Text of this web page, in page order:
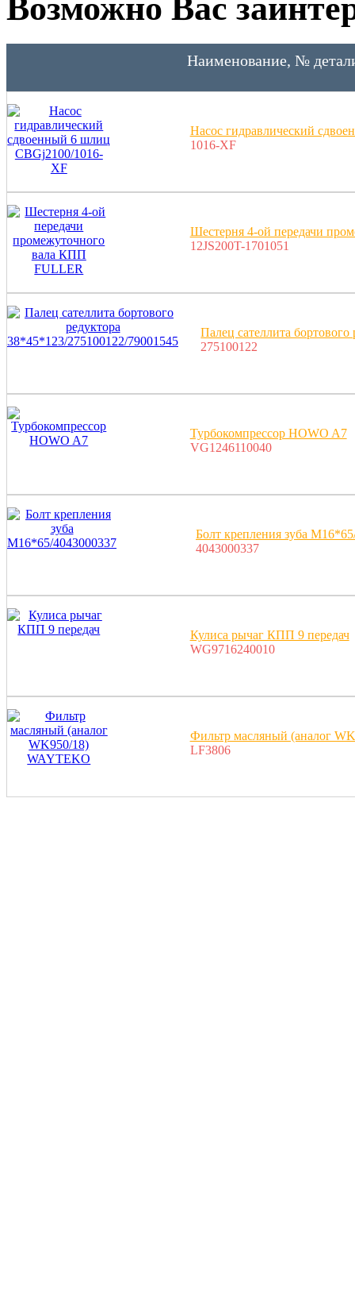
Возможно Вас
Наименование, №
Насос гидравлический
1016-XF
Шестерня 4-ой передачи
12JS200T-1701051
Палец сателлита
275100122
Турбокомпрессор HOWO A7
VG1246110040
Болт крепления зуба
4043000337
Кулиса рычаг КПП 9 передач
WG9716240010
Фильтр масляный (аналог
LF3806